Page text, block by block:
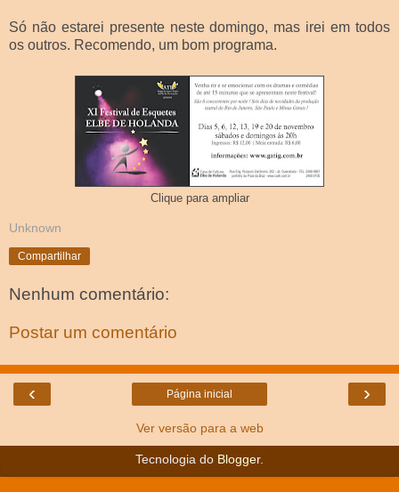
Só não estarei presente neste domingo, mas irei em todos
os outros. Recomendo, um bom programa.
Clique para ampliar
Unknown
Compartilhar
Nenhum comentário:
Postar um comentário
‹ ›
Página inicial
Ver versão para a web
Tecnologia do Blogger.